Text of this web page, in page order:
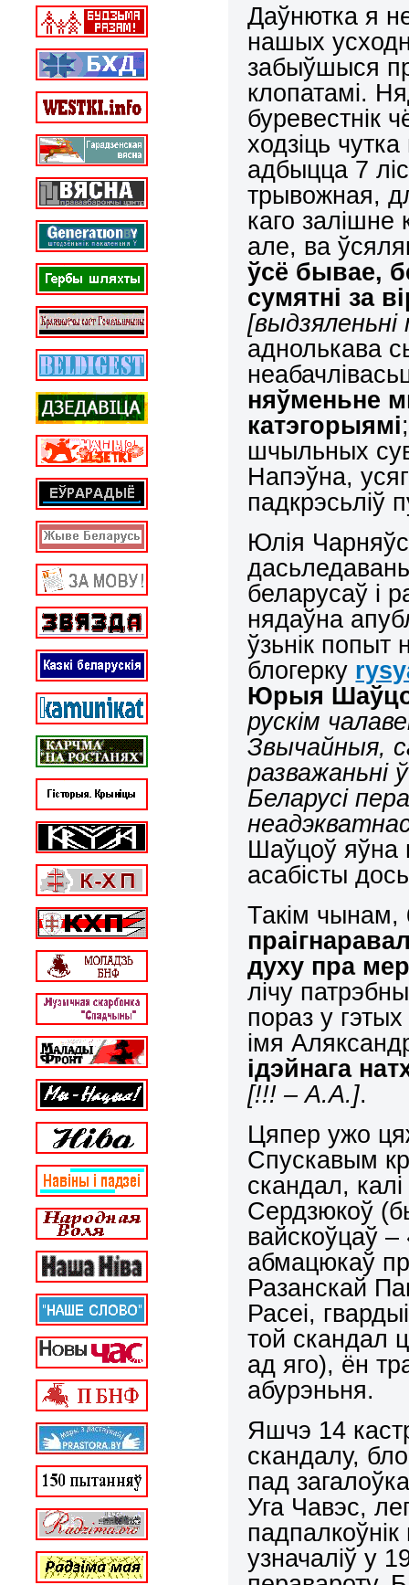
Даўнютка я
нашых
забыўшыся
клопатамі.
буревестнік
ходзіць
адбыцца 7
трывожная,
каго залішне
але, ва
ўсё бывае,
сумятні за
[
аднолькава
няўменьне
катэгорыямі
шчыльных
Напэўна,
падкрэсьліў
Юлія
беларусаў і
нядаўна
ўзьнік попыт
блогерку
Юрыя
рускім
Звычайныя,
разважаньні
Беларусі
Шаўцоў яўна
асабісты
Такім чынам,
духу пра
лічу
пораз у
імя
ідэйнага
[!!! – А.А.].
Цяпер ужо
Спускавым
скандал,
Сердзюкоў
вайскоўцаў
абмацюкаў
Разанскай
Расеі,
той скандал
ад яго), ён
абурэньня.
Яшчэ 14
скандалу,
пад
Уга Чавэс,
узначаліў у